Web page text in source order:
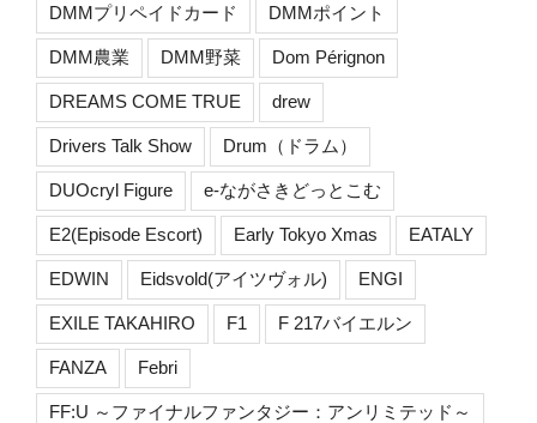
DMMプリペイドカード DMMポイント
DMM農業 DMM野菜 Dom Pérignon
DREAMS COME TRUE drew
Drivers Talk Show Drum（ドラム）
DUOcryl Figure e-ながさきどっとこむ
E2(Episode Escort) Early Tokyo Xmas EATALY
EDWIN Eidsvold(アイツヴォル) ENGI
EXILE TAKAHIRO F1 F 217バイエルン
FANZA Febri
FF:U ～ファイナルファンタジー：アンリミテッド～